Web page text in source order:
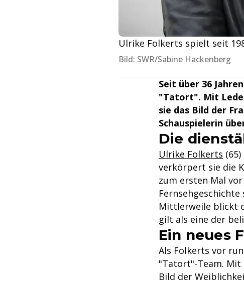
Ulrike Folkerts spielt seit
Bild: SWR/Sabine Hackenberg
Seit über 36
"Tatort". Mit
sie das Bild der
Schauspielerin
Die
Ulrike Folkerts
verkörpert sie die
zum ersten Mal
Mittlerweile blickt
gilt als eine der
Ein neues
Als Folkerts vor
"Tatort"-Team. Mit
Bild der